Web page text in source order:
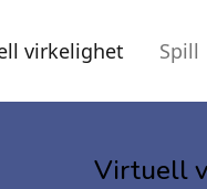
virkelighet Spill
Virtuell